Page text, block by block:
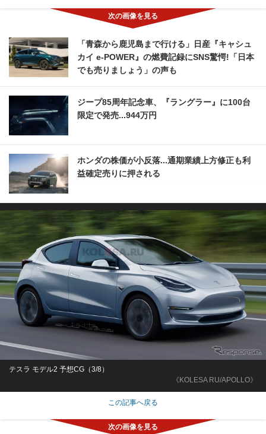
「青森から鹿児島まで行ける」日産『キャシュ
カイ e-POWER』の燃費記録にSNS驚愕!「日本
でも売りましょう」の声も
ジープ85周年記念車、『ラングラー』に100台
限定で発売...944万円
ホンダの株価が小反落...通期業績上方修正も利
益確定売りに押される
《KOLESA RU/APOLLO》
テスラ モデル2 予想CG（3/8）
この記事へ戻る